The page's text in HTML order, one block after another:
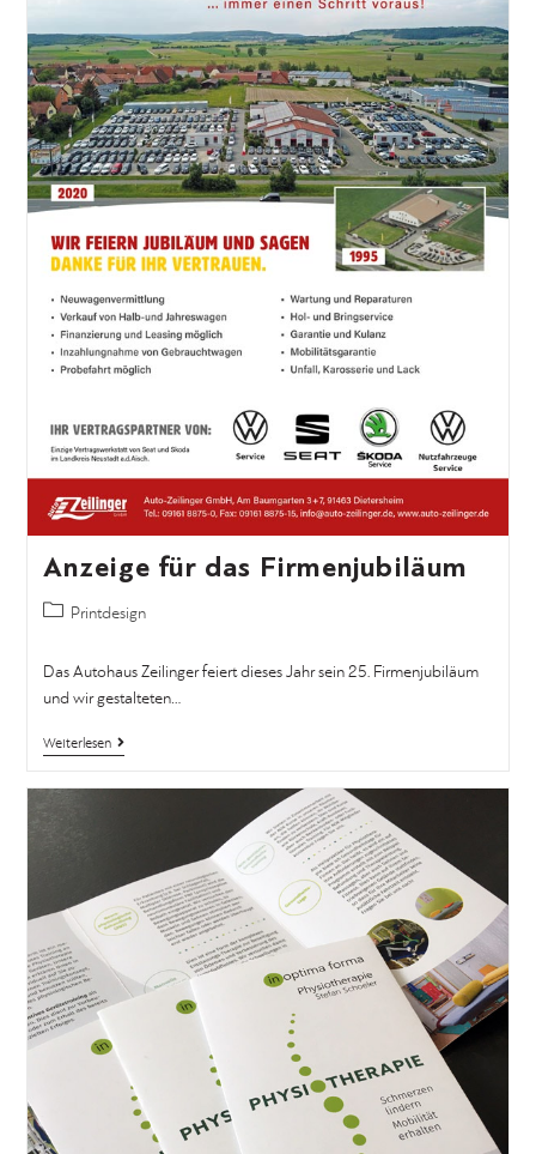
Anzeige für das Firmenjubiläum
Printdesign
Das Autohaus Zeilinger feiert dieses Jahr sein 25. Firmenjubiläum
und wir gestalteten…
Weiterlesen